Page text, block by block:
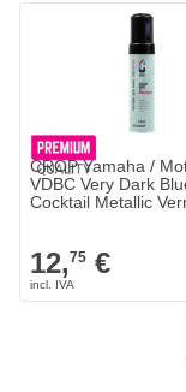
CROP Yamaha /
VDBC Very Dark
Cocktail Metallic
12,75 €